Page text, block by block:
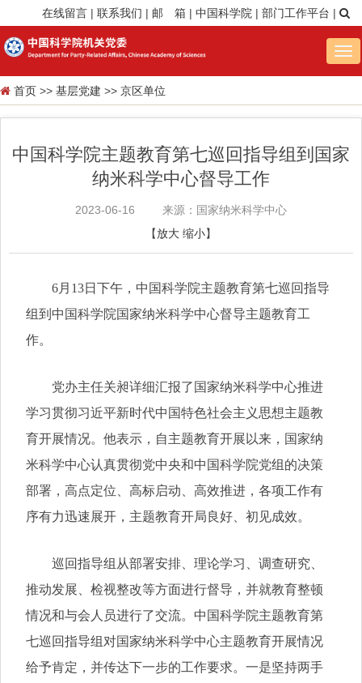
在线留言 | 联系我们 | 邮 箱 | 中国科学院 | 部门工作平台 |
首页 >> 基层党建 >> 京区单位
中国科学院主题教育第七巡回指导组到国家
纳米科学中心督导工作
2023-06-16
来源：国家纳米科学中心
【放大 缩小】
6月 13日下午，中国科学院主题教育第七巡回指导
组到中国科学院国家纳米科学中心督导主题教育工
作。
党办主任关昶详细汇报了国家纳米科学中心推进
学习贯彻习近平新时代中国特色社会主义思想主题教
育开展情况。他表示，自主题教育开展以来，国家纳
米科学中心认真贯彻党中央和中国科学院党组的决策
部署，高点定位、高标启动、高效推进，各项工作有
序有力迅速展开，主题教育开局良好、初见成效。
巡回指导组从部署安排、理论学习、调查研究、
推动发展、检视整改等方面进行督导，并就教育整顿
情况和与会人员进行了交流。中国科学院主题教育第
七巡回指导组对国家纳米科学中心主题教育开展情况
给予肯定，并传达下一步的工作要求。一是坚持两手